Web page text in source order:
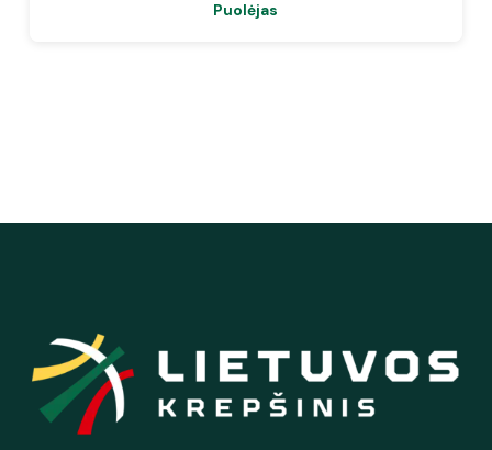
Puolėjas